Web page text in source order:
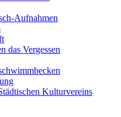
Aufnahmen
das Vergessen
Kulturvereins